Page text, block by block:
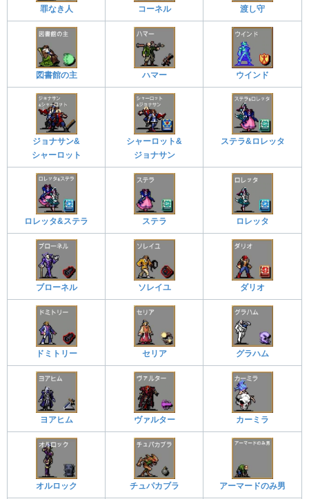
罪なき人 コーネル 渡し守
図書館の主 ハマー ウインド
ジョナサン&
シャーロット
シャーロット&
ジョナサン
ステラ&ロレッタ
ロレッタ&ステラ ステラ ロレッタ
ブローネル ソレイユ ダリオ
ドミトリー セリア グラハム
ヨアヒム ヴァルター カーミラ
オルロック チュパカブラ アーマードのみ男